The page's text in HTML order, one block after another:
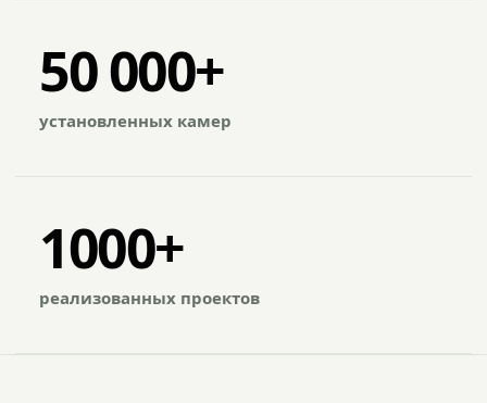
50 000+
установленных камер
1000+
реализованных проектов